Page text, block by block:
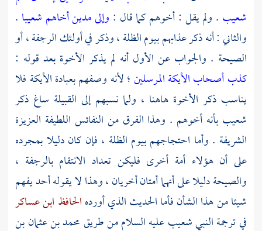
شعيب . ولم يقل : أخوهم كما قال : وإلى مدين أخاهم شعيبا .
والثاني : أنه ذكر عذابهم بيوم الظلة ، وذكر في أولئك الرجفة ، أو
الصيحة . والجواب عن الأول أنه لم يذكر الأخوة بعد قوله :
كذب أصحاب الأيكة المرسلين؛ لأنه وصفهم بعبادة الأيكة فلا
يناسب ذكر الأخوة هاهنا ، ولما نسبهم إلى القبيلة ساغ ذكر
شعيببأنه أخوهم . وهذا الفرق من النفائس اللطيفة العزيزة
الشريفة . وأما احتجاجهم بيوم الظلة ، فإن كان دليلا بمجرده
على أن هؤلاء أمة أخرى فليكن تعداد الانتقام بالرجفة ،
والصيحة دليلا على أنهما أمتان أخريان ، وهذا لا يقوله أحد يفهم
شيئا من هذا الشأن فأما الحديث الذي أوردهالحافظ ابن عساكر
في ترجمةالنبي شعيب عليه السلاممن طريقمحمد بن عثمان بن